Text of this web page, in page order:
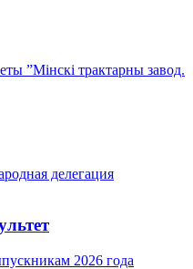
”Мінскі трактарны завод.
делегация
2026 года